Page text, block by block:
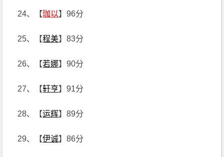
24、【珈以】96分
25、【程美】83分
26、【若娜】90分
27、【轩亨】91分
28、【运辉】89分
29、【伊诚】86分